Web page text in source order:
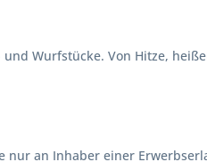
Wurfstücke. Von Hitze,
nur an Inhaber einer